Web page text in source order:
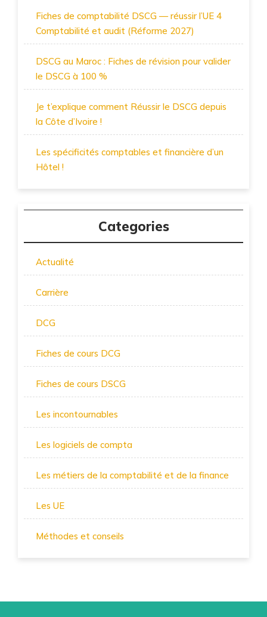
Fiches de comptabilité DSCG — réussir l’UE 4
Comptabilité et audit (Réforme 2027)
DSCG au Maroc : Fiches de révision pour valider
le DSCG à 100 %
Je t’explique comment Réussir le DSCG depuis
la Côte d’Ivoire !
Les spécificités comptables et financière d’un
Hôtel !
Categories
Actualité
Carrière
DCG
Fiches de cours DCG
Fiches de cours DSCG
Les incontournables
Les logiciels de compta
Les métiers de la comptabilité et de la finance
Les UE
Méthodes et conseils